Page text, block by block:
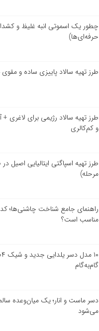
چطور یک اسموتی انبه غلیظ و
حرفه‌ای‌ها)
طرز تهیه سالاد پاییزی ساده و مقوی
طرز تهیه سالاد رژیمی برای
و کم‌کالری
مرحله)
راهنمای جامع شناخت چاشنی‌ها؛
مناسب است؟
گام‌به‌گام
می‌شود